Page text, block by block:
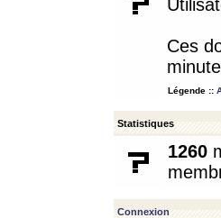
Ces
Légende ::
Statistiques
1260
Connexion